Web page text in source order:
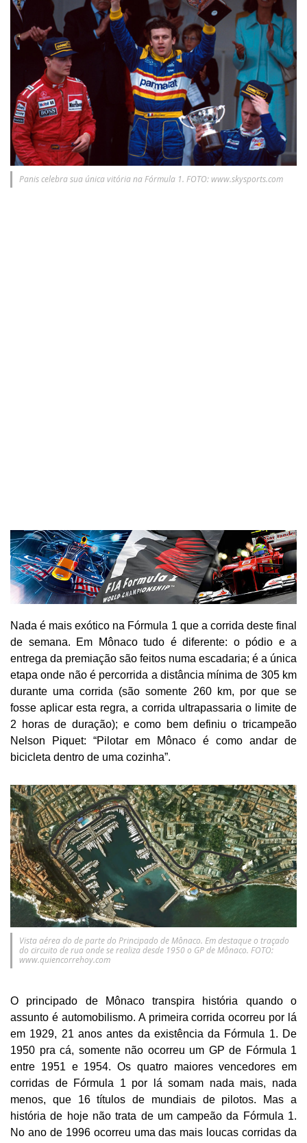
Panis celebra sua única vitória na Fórmula 1. FOTO: www.skysports.com
Nada é mais exótico na Fórmula 1 que a corrida deste final
de semana. Em Mônaco tudo é diferente: o pódio e a
entrega da premiação são feitos numa escadaria; é a única
etapa onde não é percorrida a distância mínima de 305 km
durante uma corrida (são somente 260 km, por que se
fosse aplicar esta regra, a corrida ultrapassaria o limite de
2 horas de duração); e como bem definiu o tricampeão
Nelson Piquet: “Pilotar em Mônaco é como andar de
bicicleta dentro de uma cozinha”.
Vista aérea do de parte do Principado de Mônaco. Em destaque o traçado
do circuito de rua onde se realiza desde 1950 o GP de Mônaco. FOTO:
www.quiencorrehoy.com
O principado de Mônaco transpira história quando o
assunto é automobilismo. A primeira corrida ocorreu por lá
em 1929, 21 anos antes da existência da Fórmula 1. De
1950 pra cá, somente não ocorreu um GP de Fórmula 1
entre 1951 e 1954. Os quatro maiores vencedores em
corridas de Fórmula 1 por lá somam nada mais, nada
menos, que 16 títulos de mundiais de pilotos.
Mas a
história de hoje não trata de um campeão da Fórmula 1.
No ano de 1996 ocorreu uma das mais loucas corridas da